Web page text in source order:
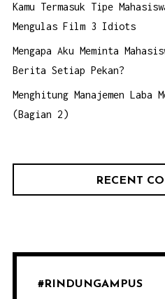
Kamu Termasuk Tipe
Mengulas Film 3 Idiots
Mengapa Aku Meminta
Berita Setiap Pekan?
Menghitung Manajemen
(Bagian 2)
RECENT
#RINDUNGAMPUS